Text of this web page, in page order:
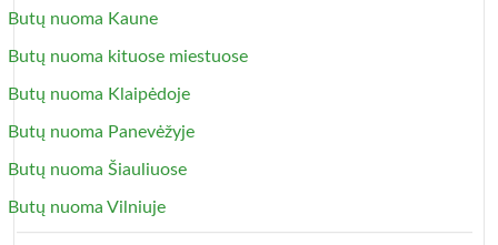
Butų nuoma Kaune
Butų nuoma kituose miestuose
Butų nuoma Klaipėdoje
Butų nuoma Panevėžyje
Butų nuoma Šiauliuose
Butų nuoma Vilniuje